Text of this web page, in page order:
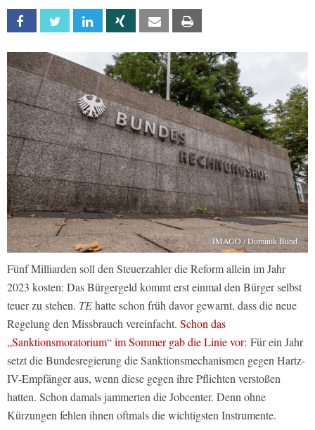
Facebook Twitter Linkedin Xing Email
IMAGO / Dominik Bund
Fünf Milliarden soll den Steuerzahler die Reform allein im Jahr
2023 kosten: Das Bürgergeld kommt erst einmal den Bürger selbst
teuer zu stehen. TEhatte schon früh davor gewarnt, dass die neue
Regelung den Missbrauch vereinfacht. Schon das
„Sanktionsmoratorium“ im Sommer gab die Linie vor: Für ein Jahr
setzt die Bundesregierung die Sanktionsmechanismen gegen Hartz-
IV-Empfänger aus, wenn diese gegen ihre Pflichten verstoßen
hatten. Schon damals jammerten die Jobcenter. Denn ohne
Kürzungen fehlen ihnen oftmals die wichtigsten Instrumente.